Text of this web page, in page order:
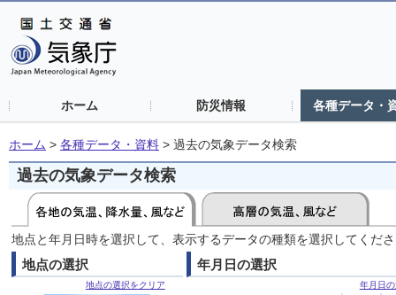
ホーム 防災情報 各種データ・
ホーム > 各種データ・資料 > 過去の気象データ検索
過去の気象データ検索
地点と年月日時を選択して、表示するデータの種類を選択してくだ
地点の選択
地点の選択をクリア
年月日の選択
年月日